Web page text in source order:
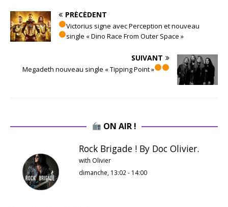
PRÉCÉDENT
Victorius signe avec Perception et nouveau
single « Dino Race From Outer Space »
SUIVANT
Megadeth nouveau single « Tipping Point »
ON AIR !
Rock Brigade ! By Doc Olivier.
with Olivier
dimanche, 13:02 - 14:00